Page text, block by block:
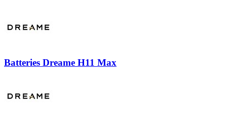
Batteries Dreame H11 Max